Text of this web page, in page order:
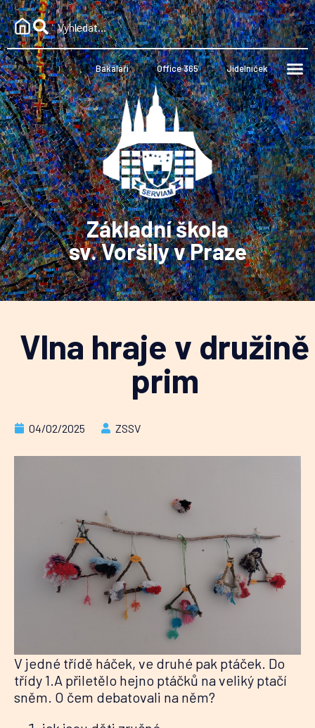
Bakaláři Office 365 Jídelníček
Základní škola
sv. Voršily v Praze
Vlna hraje v družině
prim
04/02/2025 ZSSV
V jedné třídě háček, ve druhé pak ptáček. Do
třídy 1.A přiletělo hejno ptáčků na veliký ptačí
sněm. O čem debatovali na něm?